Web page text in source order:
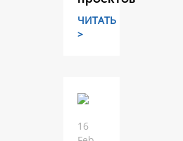
ЧИТАТЬ
>
16